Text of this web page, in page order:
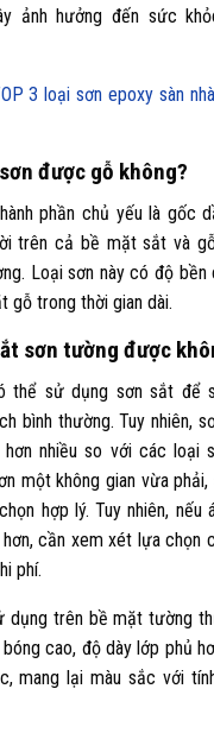
ảnh hưởng đến sức
3 loại sơn epoxy sàn
được gỗ không?
phần chủ yếu là gốc
trên cả bề mặt sắt và
Loại sơn này có độ bền
gỗ trong thời gian dài.
sơn tường được
thể sử dụng sơn sắt để
bình thường. Tuy nhiên,
hơn nhiều so với các loại
một không gian vừa
hợp lý. Tuy nhiên, nếu
cần xem xét lựa chọn
phí.
dụng trên bề mặt tường
cao, độ dày lớp phủ
mang lại màu sắc với